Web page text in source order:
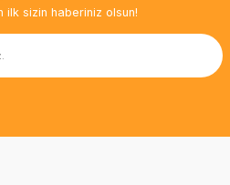
ilk sizin haberiniz olsun!